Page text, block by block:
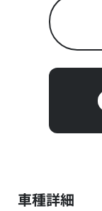
車種詳細